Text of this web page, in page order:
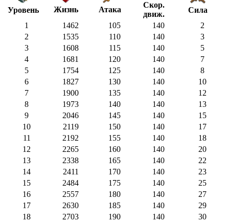
Уровень Жизнь Атака
Скор.
движ.
Сила
1
1462 105 140
2
2
1535 110 140
3
3
1608 115 140
5
4
1681 120 140
7
5
1754 125 140
8
6
1827 130 140
10
7
1900 135 140
12
8
1973 140 140
13
9
2046 145 140
15
10
2119 150 140
17
11
2192 155 140
18
12
2265 160 140
20
13
2338 165 140
22
14
2411 170 140
23
15
2484 175 140
25
16
2557 180 140
27
17
2630 185 140
29
18
2703 190 140
30